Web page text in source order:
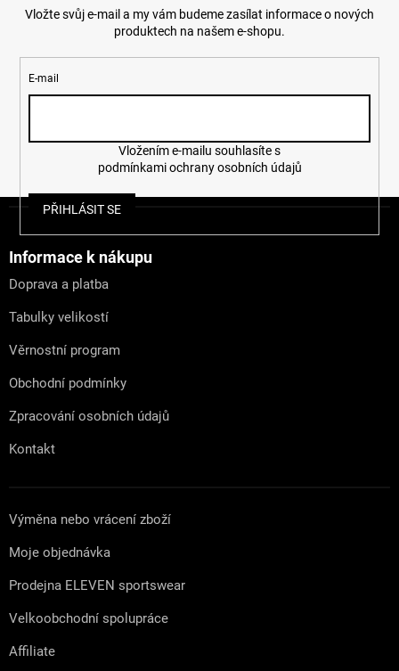
Vložte svůj e-mail a my vám budeme zasílat informace o nových
produktech na našem e-shopu.
E-mail
podmínkami ochrany osobních údajů
PŘIHLÁSIT SE
Informace k nákupu
Doprava a platba
Tabulky velikostí
Věrnostní program
Obchodní podmínky
Zpracování osobních údajů
Kontakt
Výměna nebo vrácení zboží
Moje objednávka
Prodejna ELEVEN sportswear
Velkoobchodní spolupráce
Affiliate